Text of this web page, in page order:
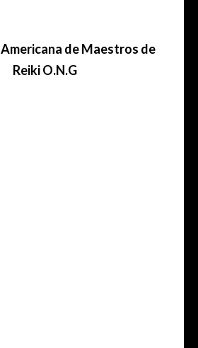
Americana de Maestros de
Reiki O.N.G